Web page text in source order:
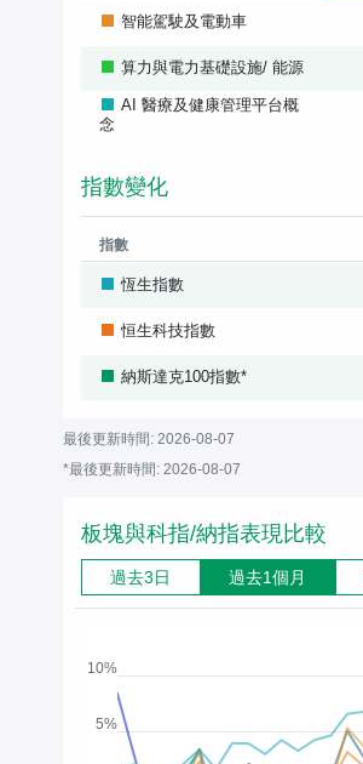
智能駕駛及電動車
算力與電力基礎設施/ 能源
AI 醫療及健康管理平台概
念
指數變化
指數
恆生指數
恒生科技指數
納斯達克100指數*
最後更新時間: 2026-08-07
*最後更新時間: 2026-08-07
板塊與科指/納指表現比較
過去3日 過去1個月
5%
10%
15%